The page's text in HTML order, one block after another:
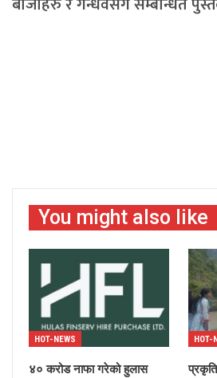
You might also like
HOT-NEWS
४० करोड नाफा गरेको हुलास
HOT-